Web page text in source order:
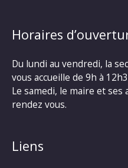
Horaires
Du lundi au vendredi, la
vous accueille de 9h à
Le samedi, le maire et
rendez vous.
Liens